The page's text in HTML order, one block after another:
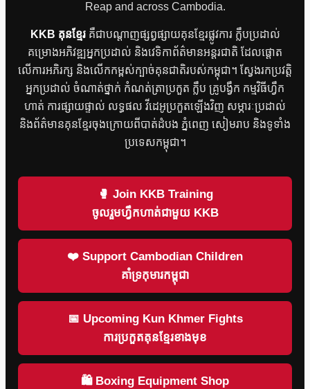
Reap and across Cambodia.
KKB គុនខ្មែរគឺជាបណ្តាញផ្សព្វផ្សាយគុនខ្មែរផ្លូវការ ក្លឹបប្រដាល់
គម្រោងអភិវឌ្ឍអ្នកប្រដាល់ និងវេទិកាព័ត៌មានអន្តរជាតិ ដែលផ្តោត
លើការអភិរក្ស និងលើកកម្ពស់ក្បាច់គុនជាតិរបស់កម្ពុជា។ ស្វែងរកប្រវត្តិ
អ្នកប្រដាល់ ចំណាត់ថ្នាក់ កំណត់ត្រាប្រកួត ក្លឹប គ្រូបង្វឹក កម្មវិធីហ្វឹក
ហាត់ ការផ្សាយផ្ទាល់ លទ្ធផល វីដេអូប្រកួតឡើងវិញ សម្ភារៈប្រដាល់
និងព័ត៌មានគុនខ្មែរចុងក្រោយពីបាត់ដំបង ភ្នំពេញ សៀមរាប និងទូទាំង
ប្រទេសកម្ពុជា។
🥊 Join KKB Training
ចូលរួមហ្វឹកហាត់ជាមួយ KKB
❤️ Support Cambodian Children
គាំទ្រកុមារកម្ពុជា
📅 Upcoming Kun Khmer Fights
ការប្រកួតគុនខ្មែរខាងមុខ
🛍 Boxing Equipment Shop